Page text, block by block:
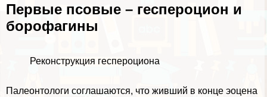
Первые псовые – геспероцион и
борофагины
Реконструкция геспероциона
Палеонтологи соглашаются, что живший в конце эоцена